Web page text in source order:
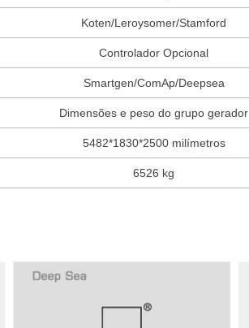
Koten/Leroysomer/Stamford
Controlador Opcional
Smartgen/ComAp/Deepsea
Dimensões e peso do grupo gerador
5482*1830*2500 milímetros
6526 kg